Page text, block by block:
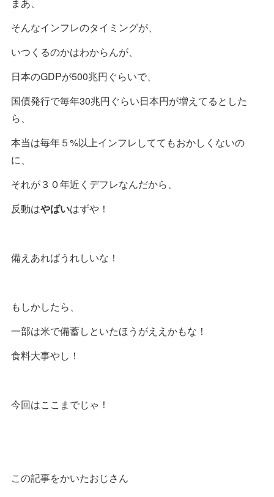
まあ、
そんなインフレのタイミングが、
いつくるのかはわからんが、
日本のGDPが500兆円ぐらいで、
国債発行で毎年30兆円ぐらい日本円が増えてるとした
ら、
本当は毎年５%以上インフレしててもおかしくないの
に、
それが３０年近くデフレなんだから、
反動はやばいはずや！
備えあればうれしいな！
もしかしたら、
一部は米で備蓄しといたほうがええかもな！
食料大事やし！
今回はここまでじゃ！
この記事をかいたおじさん